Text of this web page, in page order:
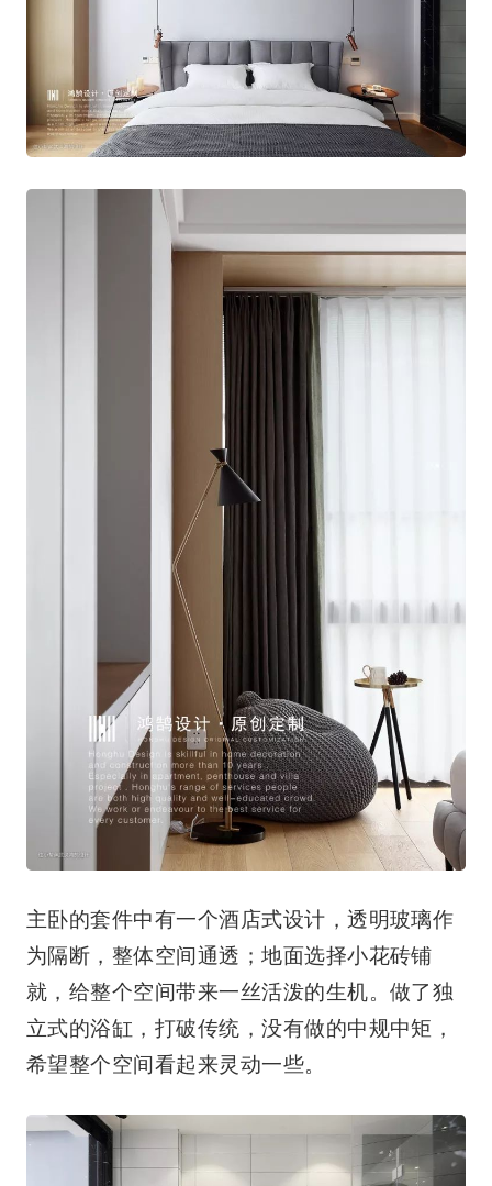
主卧的套件中有一个酒店式设计，透明玻璃作
为隔断，整体空间通透；地面选择小花砖铺
就，给整个空间带来一丝活泼的生机。做了独
立式的浴缸，打破传统，没有做的中规中矩，
希望整个空间看起来灵动一些。